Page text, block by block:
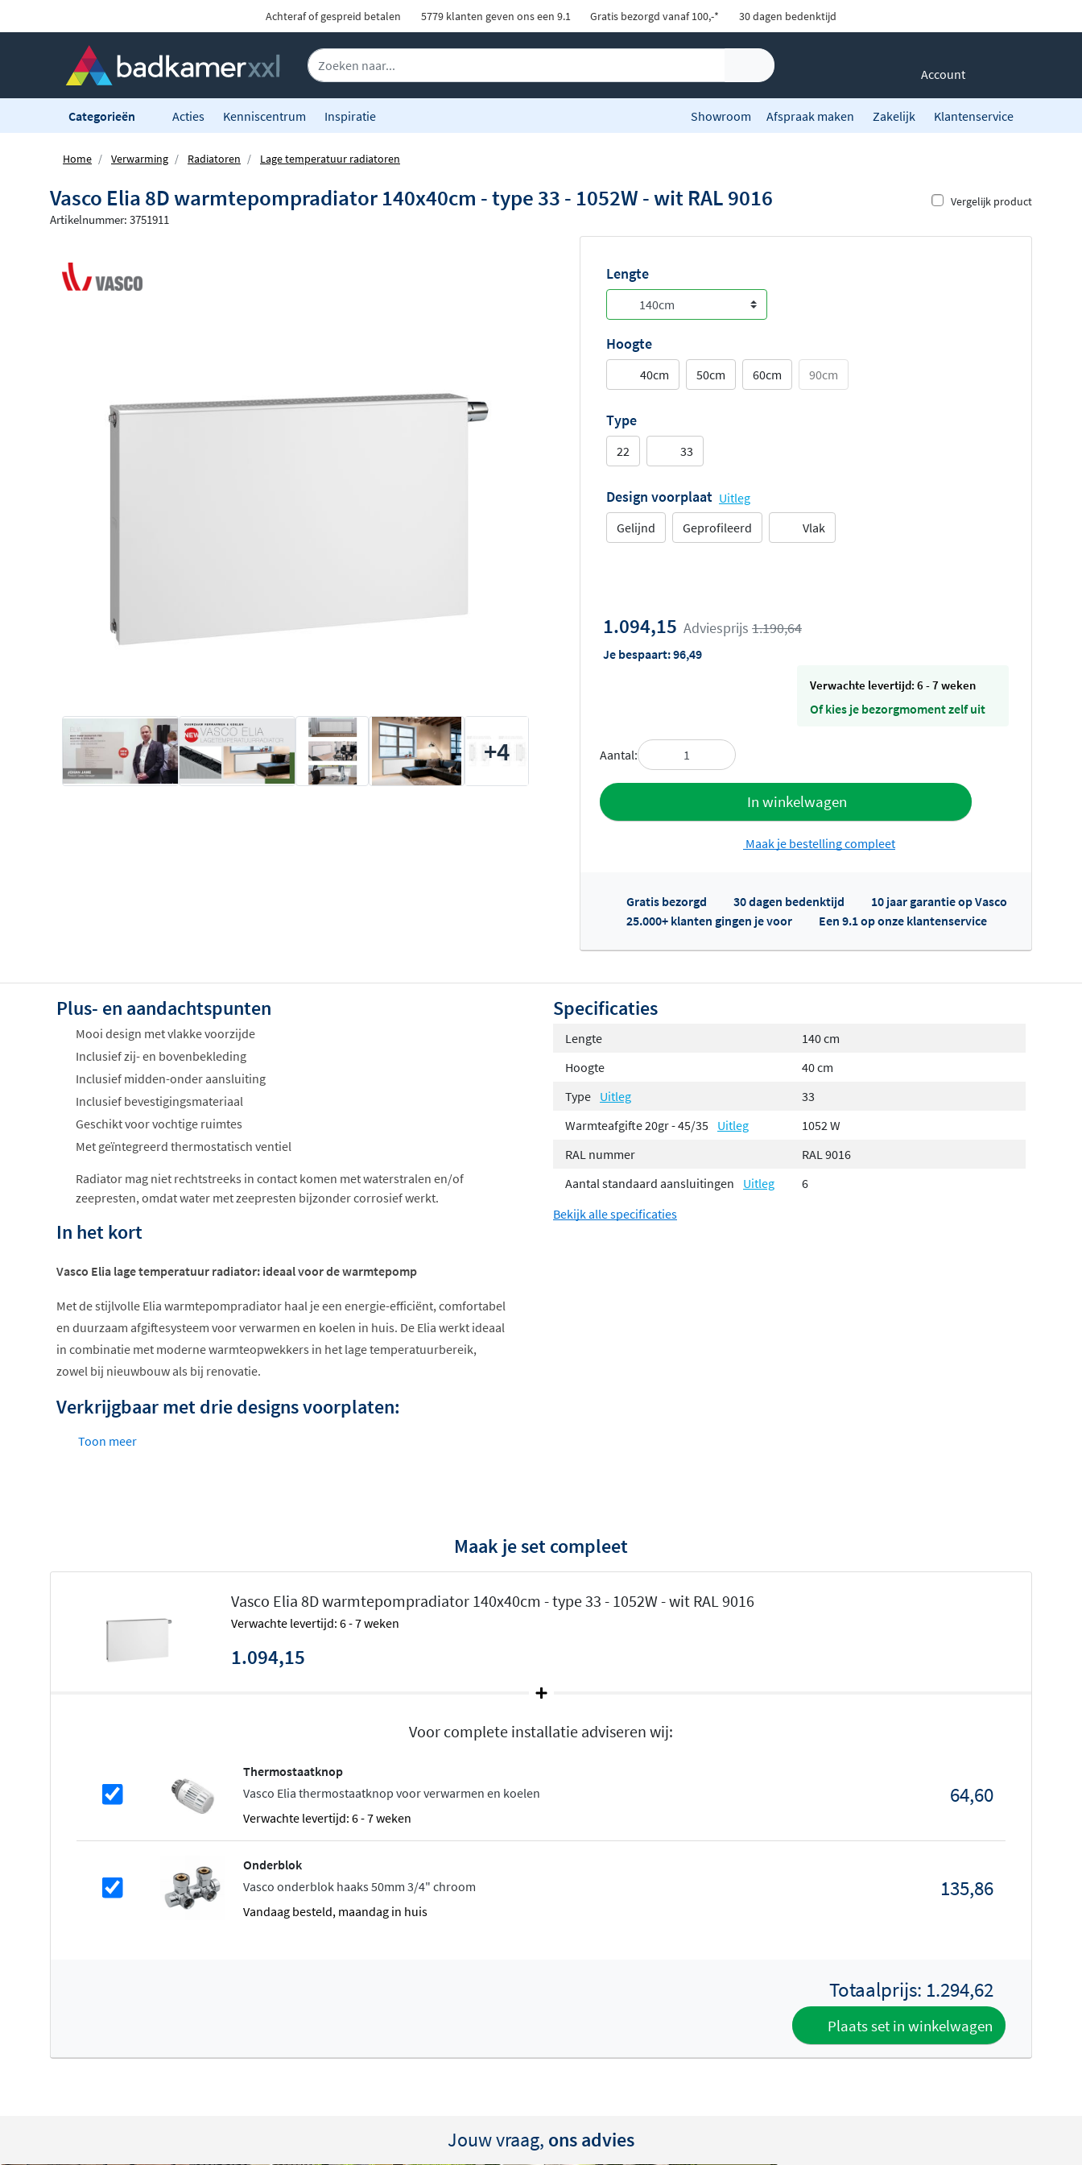
Achteraf of gespreid betalen 5779 klanten geven ons een 9.1 Gratis bezorgd vanaf 100,-* 30 dagen bedenktijd
Account
Categorieën Acties Kenniscentrum Inspiratie Showroom Afspraak maken Zakelijk Klantenservice
Home Verwarming Radiatoren Lage temperatuur radiatoren
Vasco Elia 8D warmtepompradiator 140x40cm - type 33 - 1052W - wit RAL 9016 Vergelijk product
Artikelnummer: 3751911
+4
Lengte
Hoogte
40cm 50cm 60cm 90cm
Type
22 33
Design voorplaat Uitleg
Gelijnd
Geprofileerd Vlak
1.094,15 Adviesprijs 1.190,64
Je bespaart:96,49
Verwachte levertijd: 6 - 7 weken
Of kies je bezorgmoment zelf uit
Aantal:
In winkelwagen
Toevoegen aan offerte
Offertes ophalen...
Maak je bestelling compleet
Gratis bezorgd 30 dagen bedenktijd
10 jaar garantie op Vasco
25.000+ klanten gingen je voor
Een 9.1 op onze klantenservice
Plus- en aandachtspunten
Mooi design met vlakke voorzijde
Inclusief zij- en bovenbekleding
Inclusief midden-onder aansluiting
Inclusief bevestigingsmateriaal
Geschikt voor vochtige ruimtes
Met geïntegreerd thermostatisch ventiel
Radiator mag niet rechtstreeks in contact komen met waterstralen en/of
zeepresten, omdat water met zeepresten bijzonder corrosief werkt.
In het kort
Vasco Elia lage temperatuur radiator: ideaal voor de warmtepomp
Met de stijlvolle Elia warmtepompradiator haal je een energie-efficiënt, comfortabel
en duurzaam afgiftesysteem voor verwarmen en koelen in huis. De Elia werkt ideaal
in combinatie met moderne warmteopwekkers in het lage temperatuurbereik,
zowel bij nieuwbouw als bij renovatie.
Verkrijgbaar met drie designs voorplaten:
Elia 4K (profiel)
aansluiting 3/4" 50mm. Bij deze types kun je dus de radiator aan de onderzijde
aansluiten. Naast dat het in veel gevallen praktisch is, ziet het er ook veel strakker
Voordelen Vasco Elia
Perfect in combinatie met lagetemperatuursystemen
Voor nieuwbouw & renovatie
Eenvoudige installatie
Verwarmen op lage temperatuur
Verwarm je op lage temperatuur met een warmtepomp of condensatieketel, dan
hoeft je installatie minder hard te werken om het verwarmingswater op
temperatuur te krijgen. Zo kan je energie besparen. Tenminste, als je
Met de Vasco Elia kan je verwarmen en koelen! Samen met een warmtepomp die
afdekrooster. Ze verdelen de warmte of koude bijzonder snel en werken fluisterstil
Toon meer
Specificaties
Lengte
140 cm
Hoogte
40 cm
Type Uitleg
33
Warmteafgifte 20gr - 45/35 Uitleg
1052 W
RAL nummer
RAL 9016
Aantal standaard aansluitingen
Uitleg
6
Bekijk alle specificaties
Maak je set compleet
Vasco Elia 8D warmtepompradiator 140x40cm - type 33 - 1052W - wit RAL 9016
Verwachte levertijd: 6 - 7 weken
1.094,15
Voor complete installatie adviseren wij:
Thermostaatknop
Vasco Elia thermostaatknop voor verwarmen en koelen
Verwachte levertijd: 6 - 7 weken
64,60
Onderblok
Vasco onderblok haaks 50mm 3/4" chroom
vandaag besteld, maandag in huis
135,86
Totaalprijs: 1.294,62
Plaats set in winkelwagen
Jouw vraag, ons advies